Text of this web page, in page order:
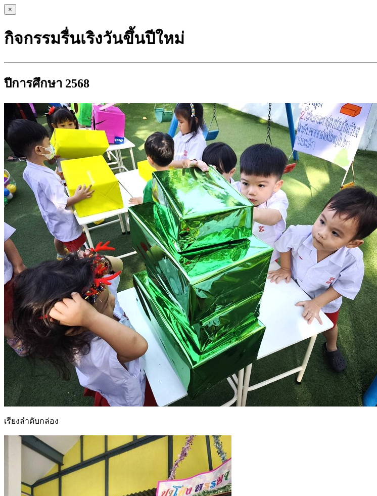
×
กิจกรรมรื่นเริงวันขึ้นปีใหม่
ปีการศึกษา 2568
เรียงลำดับกล่อง